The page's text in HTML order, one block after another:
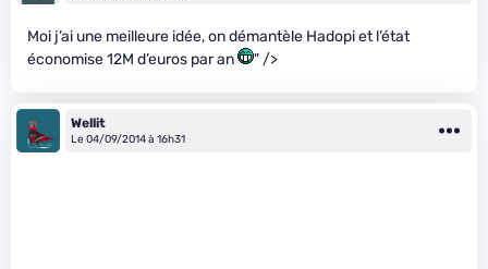
Moi j’ai une meilleure idée, on démantèle Hadopi et l’état
économise 12M d’euros par an
" />
Wellit
Le 04/09/2014 à 16h31